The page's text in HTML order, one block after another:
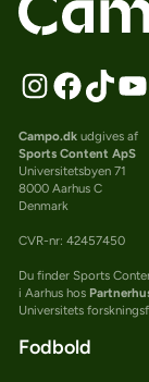
Campo.dkudgives af
Sports Content ApS
Universitetsbyen 71
8000 Aarhus C
Denmark
CVR-nr: 42457450
Du finder Sports
i Aarhus hos
Universitets
Fodbold